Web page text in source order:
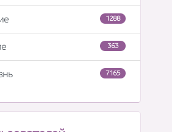
1288
363
7165